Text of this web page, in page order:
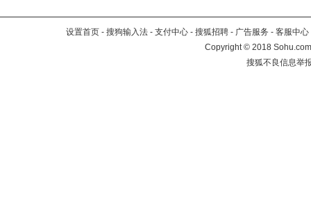
设置首页 - 搜狗输入法 - 支付中心 - 搜狐招聘 - 广告服务 - 客服中心
Copyright©2018
搜狐不良信息举